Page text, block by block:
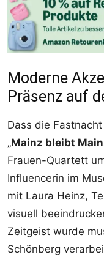
Moderne
Präsenz auf
Dass die
„Mainz bleibt
Frauen-Quartett
Influencerin im
mit Laura Heinz,
visuell
Zeitgeist wurde
Schönberg